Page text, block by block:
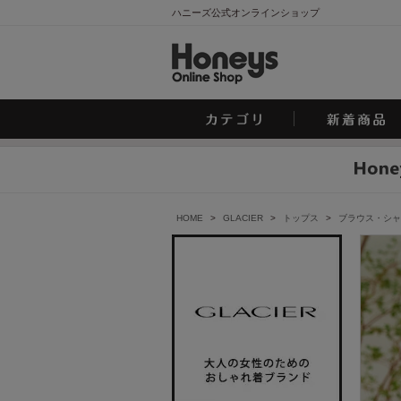
ハニーズ公式オンラインショップ
HOME > GLACIER > トップス > ブラウス・シ